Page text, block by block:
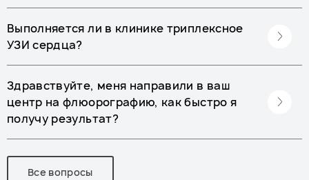
Выполняется ли в клинике триплексное
УЗИ сердца?
Здравствуйте, меня направили в ваш
центр на флюорографию, как быстро я
получу результат?
Все вопросы